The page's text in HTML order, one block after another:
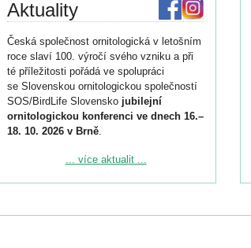
Aktuality
Česká společnost ornitologická v letošním
roce slaví 100. výročí svého vzniku a při
té příležitosti pořádá ve spolupráci
se Slovenskou ornitologickou společností
SOS/BirdLife Slovensko jubilejní
ornitologickou konferenci ve dnech 16.–
18. 10. 2026 v Brně.
Podrobnější informace ke konferenci
Registrovat se můžete do 6. září.
... více aktualit ...